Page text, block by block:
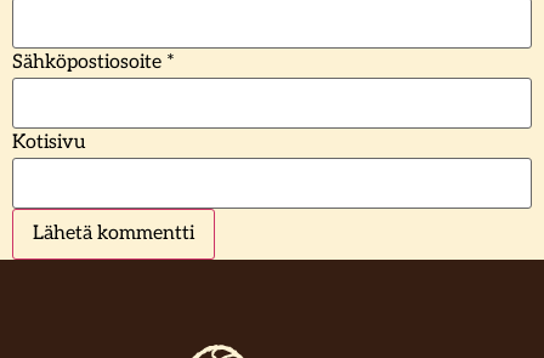
Sähköpostiosoite *
Kotisivu